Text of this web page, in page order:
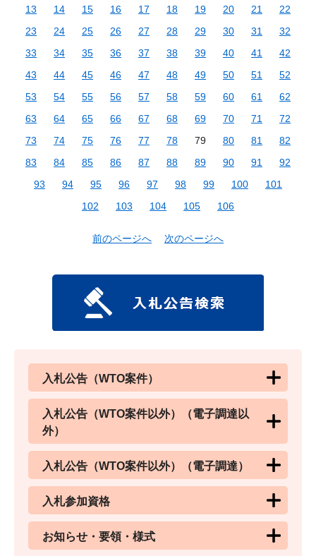
13
14 15 16 17 18 19 20 21
22
23
24 25 26 27 28 29 30 31
32
33
34 35 36 37 38 39 40 41
42
43
44 45 46 47 48 49 50 51
52
53
54 55 56 57 58 59 60 61
62
63
64 65 66 67 68 69 70 71
72
73
74 75 76 77 78 79 80 81
82
83
84 85 86 87 88 89 90 91
92
93
94 95 96 97 98 99 100
101
102
103 104 105 106
前のページへ 次のページへ
入札公告（WTO案件）
入札公告（WTO案件以外）（電子調達以
外）
入札公告（WTO案件以外）（電子調達）
入札参加資格
お知らせ・要領・様式